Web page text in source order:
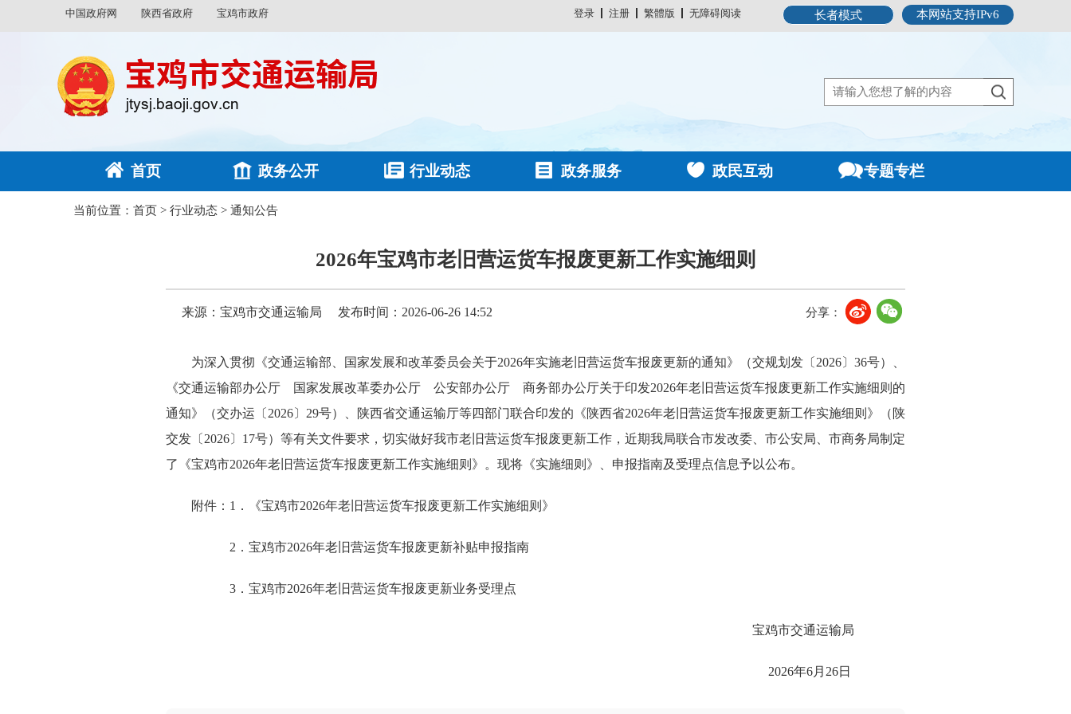
中国政府网 陕西省政府 宝鸡市政府 本网站支持IPv6
长者模式
登录 注册 繁體版 无障碍阅读
首页 政务公开 行业动态 政务服务 政民互动 专题专栏
当前位置： 首页 > 行业动态 > 通知公告
2026年宝鸡市老旧营运货车报废更新工作实施细则
来源：宝鸡市交通运输局 发布时间：2026-06-26 14:52 分享：
为深入贯彻《交通运输部、国家发展和改革委员会关于2026年实施老旧营运货车报废更新的通知》 （交规划发〔 2026〕 36号）
《交通运输部办公厅 国家发展改革委办公厅 公安部办公厅 商务部办公厅关于印发2026年老旧营运货车报废更新工作实施细则的
通知》
（交办运〔 2026〕 29号） 、陕西省交通运输厅等四部门联合印发的《陕西省2026年老旧营运货车报废更新工作实施细则》（陕
交发〔 2026〕 17号）等有关文件要求，切实做好我市老旧营运货车报废更新工作，近期我局联合市发改委、市公安局、市商务局制定
了《宝鸡市2026年老旧营运货车报废更新工作实施细则》。现将《实施细则》、申报指南及受理点信息予以公布。
附件： 1． 《宝鸡市2026年老旧营运货车报废更新工作实施细则》
2． 宝鸡市2026年老旧营运货车报废更新补贴申报指南
3． 宝鸡市2026年老旧营运货车报废更新业务受理点
宝鸡市交通运输局
2026年6月 26日